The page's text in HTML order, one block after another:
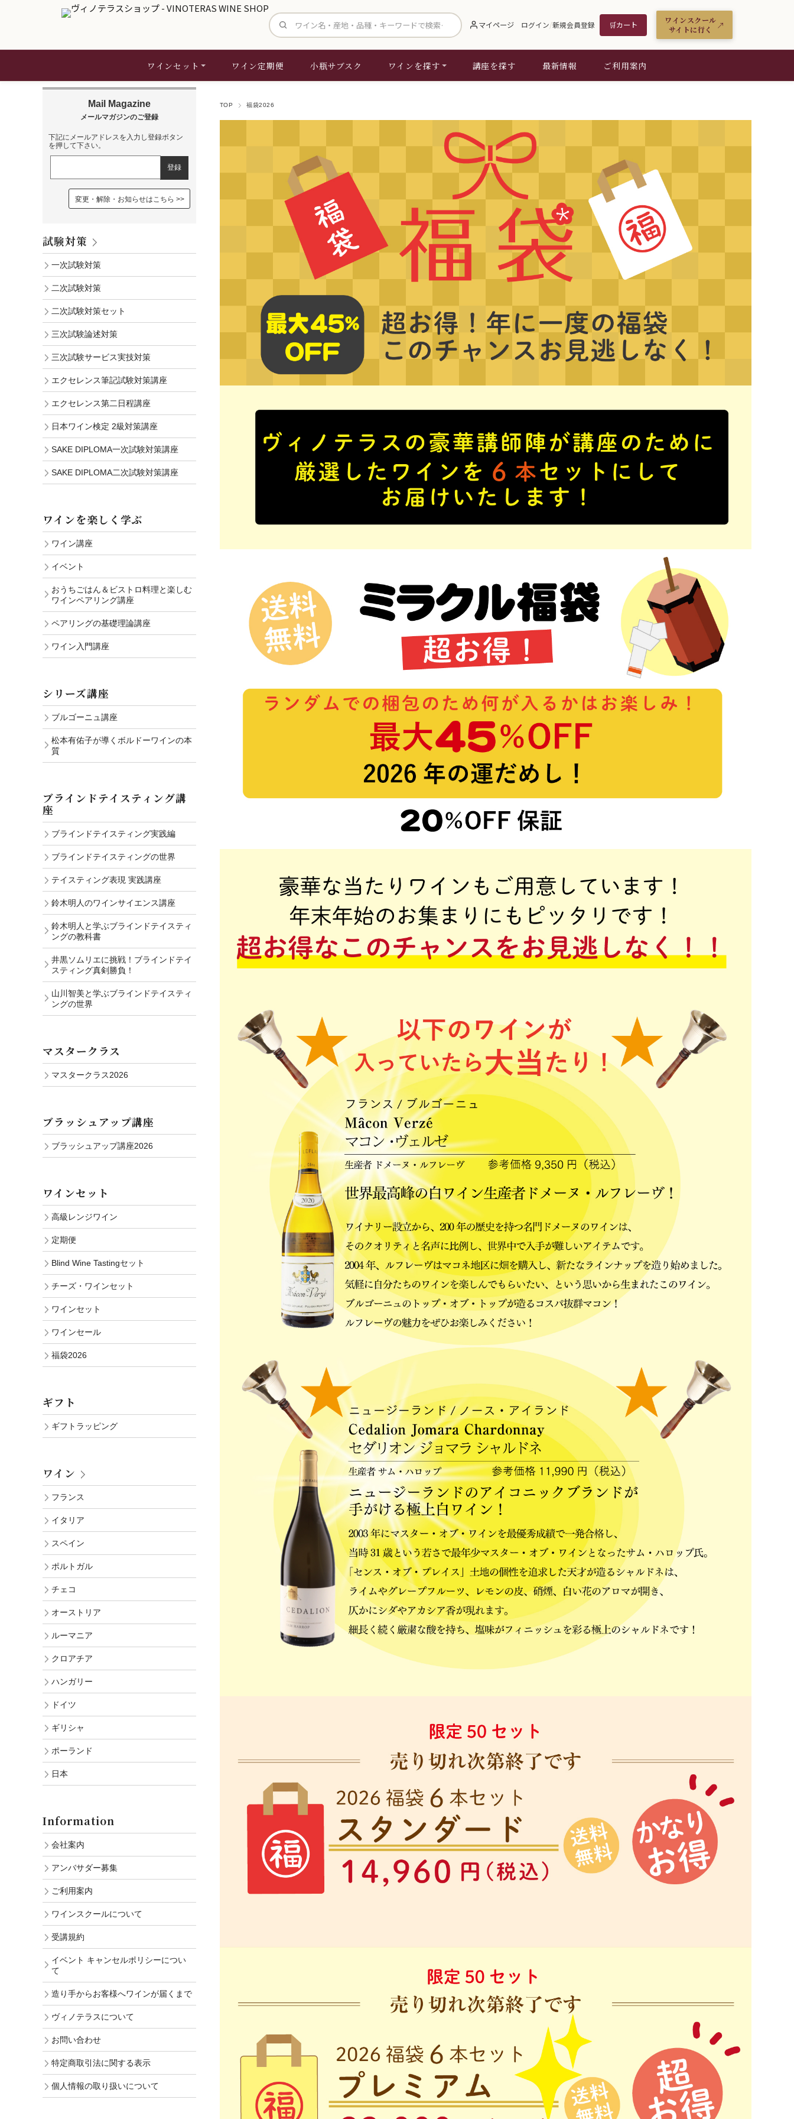
サイト内検索 マイページ ログイン/新規会員登録 🛒カート
ワインスクール
サイトに行く
ワインセット ワイン定期便 小瓶サブスク ワインを探す 講座を探す 最新情報 ご利用案内
TOP 福袋2026
下記にメールアドレスを入力し登録ボタン
を押して下さい。
変更・解除・お知らせはこちら
試験対策
一次試験対策
二次試験対策
二次試験対策セット
三次試験論述対策
三次試験サービス実技対策
エクセレンス筆記試験対策講座
エクセレンス第二日程講座
日本ワイン検定 2級対策講座
SAKE DIPLOMA一次試験対策講座
SAKE DIPLOMA二次試験対策講座
ワインを楽しく学ぶ
ワイン講座
イベント
おうちごはん＆ビストロ料理と楽しむ
ワインペアリング講座
ペアリングの基礎理論講座
ワイン入門講座
シリーズ講座
ブルゴーニュ講座
松本有佑子が導くボルドーワインの本
質
ブラインドテイスティング講
座
ブラインドテイスティング実践編
ブラインドテイスティングの世界
テイスティング表現 実践講座
鈴木明人のワインサイエンス講座
鈴木明人と学ぶブラインドテイスティ
ングの教科書
井黒ソムリエに挑戦！ブラインドテイ
スティング真剣勝負！
山川智美と学ぶブラインドテイスティ
ングの世界
マスタークラス
マスタークラス2026
ブラッシュアップ講座
ブラッシュアップ講座2026
ワインセット
高級レンジワイン
定期便
Blind Wine Tastingセット
チーズ・ワインセット
ワインセット
ワインセール
福袋2026
ギフト
ギフトラッピング
ワイン
フランス
イタリア
スペイン
ポルトガル
チェコ
オーストリア
ルーマニア
クロアチア
ハンガリー
ドイツ
ギリシャ
ポーランド
日本
Information
会社案内
アンバサダー募集
ご利用案内
ワインスクールについて
受講規約
イベント キャンセルポリシーについ
て
造り手からお客様へワインが届くまで
ヴィノテラスについて
お問い合わせ
特定商取引法に関する表示
個人情報の取り扱いについて